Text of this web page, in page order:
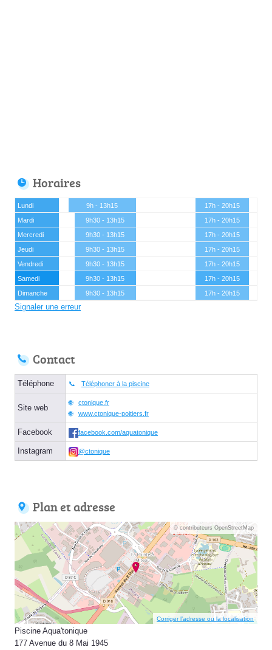
Horaires
Lundi 9h - 13h15
17h - 20h15
Mardi
9h30 - 13h15
17h - 20h15
Mercredi
9h30 - 13h15
17h - 20h15
Jeudi
9h30 - 13h15
17h - 20h15
Vendredi
9h30 - 13h15
17h - 20h15
Samedi
9h30 - 13h15
17h - 20h15
Dimanche
9h30 - 13h15 17h - 20h15
Signaler une erreur
Contact
Téléphone Téléphoner à la piscine
Site web
ctonique.fr
www.ctonique-poitiers.fr
Facebook facebook.com/aquatonique
Instagram @ctonique
Plan et adresse
© contributeurs OpenStreetMap
Corriger l’adresse ou la localisation
Piscine Aqua'tonique
177 Avenue du 8 Mai 1945